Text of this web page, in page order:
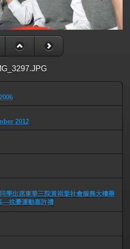
2012
同學出席東華三院黃祖棠社會服務大樓舉
—抗憂運動嘉許禮